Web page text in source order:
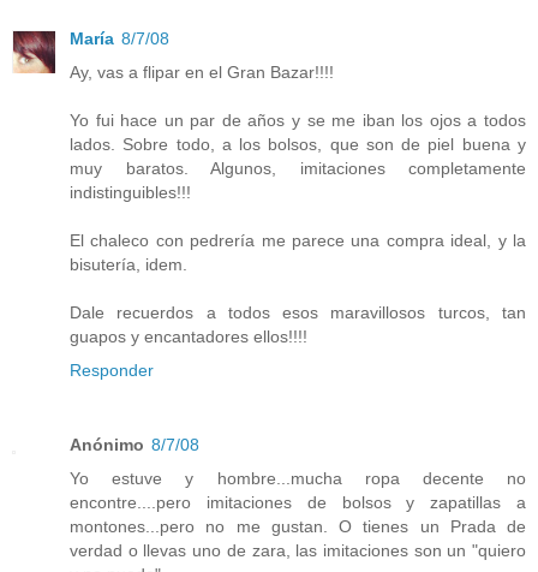
María 8/7/08
Ay, vas a flipar en el Gran Bazar!!!!
Yo fui hace un par de años y se me iban los ojos a todos
lados. Sobre todo, a los bolsos, que son de piel buena y
muy baratos. Algunos, imitaciones completamente
indistinguibles!!!
El chaleco con pedrería me parece una compra ideal, y la
bisutería, idem.
Dale recuerdos a todos esos maravillosos turcos, tan
guapos y encantadores ellos!!!!
Responder
Anónimo 8/7/08
Yo estuve y hombre...mucha ropa decente no
encontre....pero imitaciones de bolsos y zapatillas a
montones...pero no me gustan. O tienes un Prada de
verdad o llevas uno de zara, las imitaciones son un "quiero